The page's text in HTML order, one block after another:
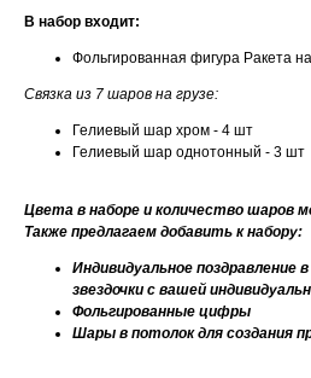
В набор входит:
Фольгированная фигура Ракета
Связка из 7 шаров на грузе:
Гелиевый шар хром - 4 шт
Гелиевый шар однотонный - 3 шт
Цвета в наборе и количество шаров
Также предлагаем добавить к набору:
Индивидуальное поздравление
звездочки с вашей
Фольгированные цифры
Шары в потолок для создания